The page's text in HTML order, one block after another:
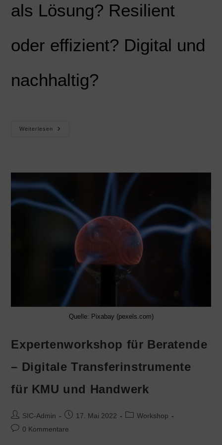
als Lösung? Resilient
oder effizient? Digital und
nachhaltig?
Weiterlesen
Quelle: Pixabay (pexels.com)
Expertenworkshop für Beratende
– Digitale Transferinstrumente
für KMU und Handwerk
SIC-Admin 17. Mai 2022
Workshop
0 Kommentare